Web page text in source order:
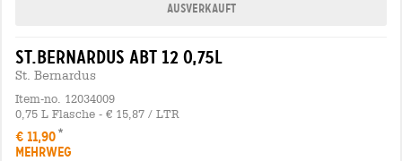
Ausverkauft
st.bernardus abt 12 0,75l
St. Bernardus
Item-no. 12034009
0,75 L Flasche - € 15,87 / LTR
€ 11,90
MEHRWEG